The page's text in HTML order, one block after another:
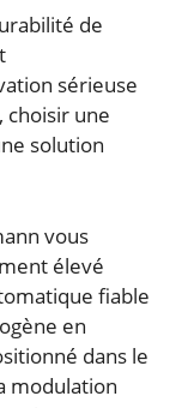
de
sérieuse
choisir une
solution
vous
élevé
fiable
en
dans le
modulation